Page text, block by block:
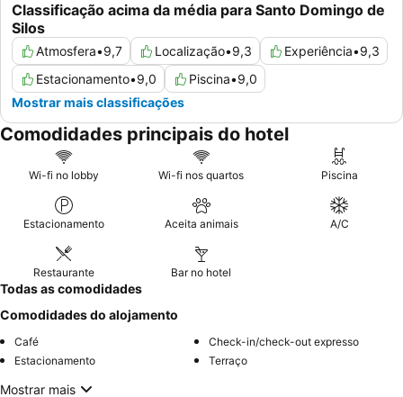
Classificação acima da média para Santo Domingo de
Silos
Atmosfera•9,7 Localização•9,3 Experiência•9,3
Estacionamento•9,0 Piscina•9,0
Mostrar mais classificações
Comodidades principais do hotel
Wi-fi no lobby Wi-fi nos quartos Piscina
Estacionamento Aceita animais A/C
Restaurante Bar no hotel
Todas as comodidades
Comodidades do alojamento
Café
Check-in/check-out expresso
Estacionamento
Terraço
Mostrar mais